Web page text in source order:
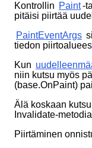
Kontrollin Paint-
pitäisi piirtää
PaintEventArgs
tiedon
Kun
niin kutsu myös
(base.OnPaint)
Älä koskaan
Invalidate-
Piirtäminen